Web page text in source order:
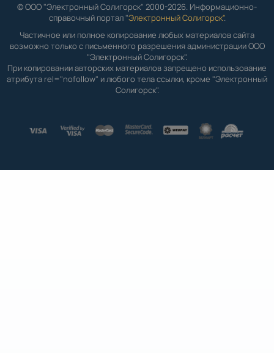
© ООО "Электронный Солигорск" 2000-2026. Информационно-
справочный портал "Электронный Солигорск".
Частичное или полное копирование любых материалов сайта
возможно только с письменного разрешения администрации ООО
"Электронный Солигорск".
При копировании авторских материалов запрещено использование
атрибута rel="nofollow" и любого тела ссылки, кроме "Электронный
Солигорск".